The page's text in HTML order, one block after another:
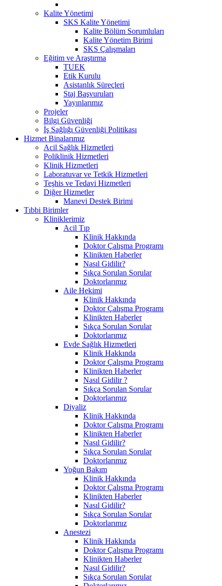
Kalite Yönetimi
SKS Kalite Yönetimi
Kalite Bölüm Sorumluları
Kalite Yönetim Birimi
SKS Çalışmaları
Eğitim ve Araştırma
TUEK
Etik Kurulu
Asistanlık Süreçleri
Staj Başvuruları
Yayınlarımız
Projeler
Bilgi Güvenliği
İş Sağlığı Güvenliği Politikası
Hizmet Binalarımız
Acil Sağlık Hizmetleri
Poliklinik Hizmetleri
Klinik Hizmetleri
Laboratuvar ve Tetkik Hizmetleri
Teşhis ve Tedavi Hizmetleri
Diğer Hizmetler
Manevi Destek Birimi
Tıbbi Birimler
Kliniklerimiz
Acil Tıp
Klinik Hakkında
Doktor Çalışma Programı
Klinikten Haberler
Nasıl Gidilir?
Sıkça Sorulan Sorular
Doktorlarımız
Aile Hekimi
Klinik Hakkında
Doktor Çalışma Programı
Klinikten Haberler
Sıkça Sorulan Sorular
Doktorlarımız
Evde Sağlık Hizmetleri
Klinik Hakkında
Doktor Çalışma Programı
Klinikten Haberler
Nasıl Gidilir ?
Sıkça Sorulan Sorular
Doktorlarımız
Diyaliz
Klinik Hakkında
Doktor Çalışma Programı
Klinikten Haberler
Nasıl Gidilir?
Sıkça Sorulan Sorular
Doktorlarımız
Yoğun Bakım
Klinik Hakkında
Doktor Çalışma Programı
Klinikten Haberler
Nasıl Gidilir?
Sıkça Sorulan Sorular
Doktorlarımız
Anestezi
Klinik Hakkında
Doktor Çalışma Programı
Klinikten Haberler
Nasıl Gidilir?
Sıkça Sorulan Sorular